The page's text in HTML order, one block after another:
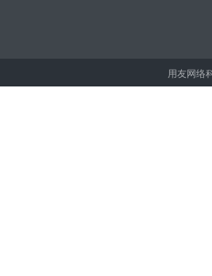
用友网络